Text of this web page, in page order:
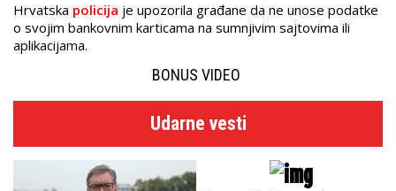
Hrvatska policija je upozorila građane da ne unose podatke
o svojim bankovnim karticama na sumnjivim sajtovima ili
aplikacijama.
BONUS VIDEO
Udarne vesti